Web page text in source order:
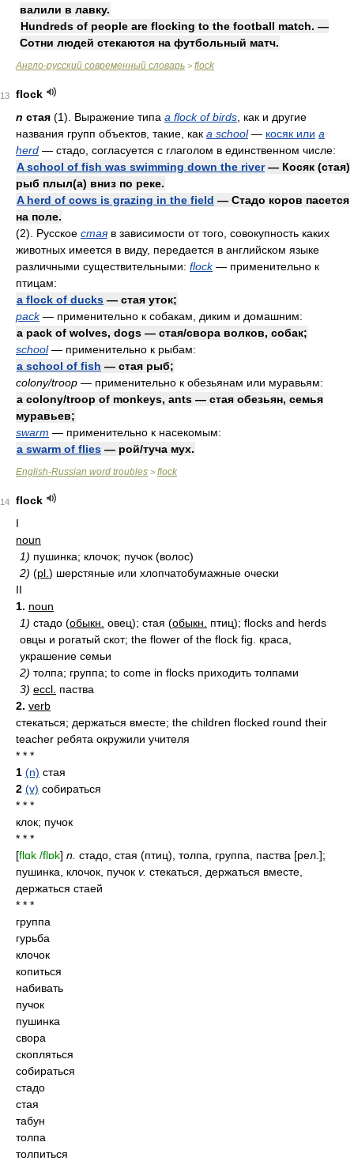
валили в лавку.
Hundreds of people are flocking to the football match. —
Сотни людей стекаются на футбольный матч.
Англо-русский современный словарь > flock
13
flock
n стая (1). Выражение типа a flock of birds , как и другие
названия групп объектов, такие, как a school— косяк или a
herd — стадо, согласуется с глаголом в единственном числе:
A school of fish was swimming down the river— Косяк (стая)
рыб плыл(а) вниз по реке.
A herd of cows is grazing in the field — Стадо коров пасется
на поле.
(2). Русское стаяв зависимости от того, совокупность каких
животных имеется в виду, передается в английском языке
различными существительными: flock— применительно к
птицам:
a flock of ducks — стая уток;
pack— применительно к собакам, диким и домашним:
a pack of wolves, dogs — стая/свора волков, собак;
school— применительно к рыбам:
a school of fish — стая рыб;
colony/troop — применительно к обезьянам или муравьям:
a colony/troop of monkeys, ants — стая обезьян, семья
муравьев;
swarm — применительно к насекомым:
a swarm of flies — рой/туча мух.
English-Russian word troubles > flock
14
flock
I
noun
1) пушинка; клочок; пучок (волос)
2) (pl. ) шерстяные или хлопчатобумажные очески
II
1. noun
1) стадо (обыкн. овец); стая (обыкн.
птиц); flocks and herds
овцы и рогатый скот; the flower of the flock fig. краса,
украшение семьи
2) толпа; группа; to come in flocks приходить толпами
3) eccl. паства
2. verb
стекаться; держаться вместе; the children flocked round their
teacher ребята окружили учителя
* * *
1 (n) стая
2 (v) собираться
* * *
клок; пучок
* * *
[flɑk /flɒk] n. стадо, стая (птиц), толпа, группа, паства [рел.];
пушинка, клочок, пучок v. стекаться, держаться вместе,
держаться стаей
* * *
группа
гурьба
клочок
копиться
набивать
пучок
пушинка
свора
скопляться
собираться
стадо
стая
табун
толпа
толпиться